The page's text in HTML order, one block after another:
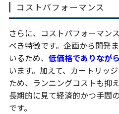
コストパフォーマンス
さらに、コストパフォーマン
べき特徴です。企画から開発
いるため、 低価格でありなが
います。加えて、カートリッ
ため、ランニングコストも抑
長期的に見て経済的かつ手間
です。